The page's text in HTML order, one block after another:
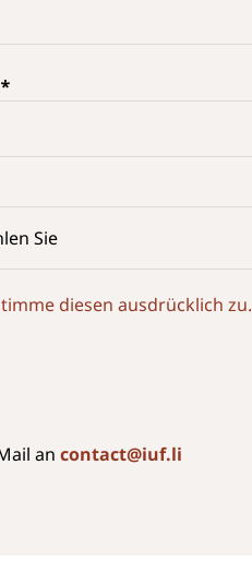
diesen ausdrücklich zu.
ancontact@iuf.li